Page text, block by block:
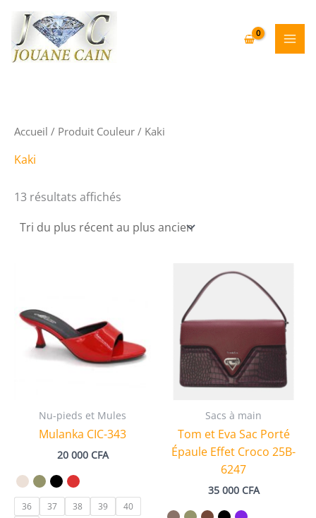
contenu
Accueil / Produit Couleur / Kaki
Kaki
13 résultats affichés
plus
récent
Nu-pieds et Mules
Mulanka CIC-343
20 000 CFA
36 37 38 39
40
Sacs à main
Tom et Eva Sac Porté
Épaule Effet Croco 25B-
6247
35 000 CFA